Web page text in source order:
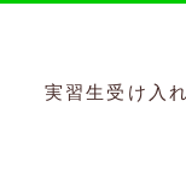
実習生受け入